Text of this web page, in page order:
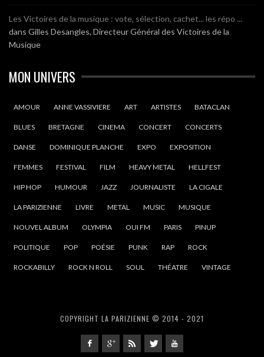
Les Victoires de la musique : vote, sélection, cachet... les répo ...
dans Gilles Desangles, Directeur Général des Victoires de la
Musique
MON UNIVERS
AMOUR ANNE VASSIVIERE ART ARTISTES BATACLAN
BLUES BRETAGNE CINEMA CONCERT CONCERTS
DANSE DOMINIQUE PLANCHE EXPO EXPOSITION
FEMMES FESTIVAL FILM HEAVY METAL HELLFEST
HIP HOP HUMOUR JAZZ JOURNALISTE LA CIGALE
LA PARIZIENNE LIVRE METAL MUSIC MUSIQUE
NOUVEL ALBUM OLYMPIA OUI FM PARIS PINUP
POLITIQUE POP POÉSIE PUNK RAP ROCK
ROCKABILLY ROCK N ROLL SOUL THÉATRE VINTAGE
COPYRIGHT LA PARIZIENNE © 2014 - 2021